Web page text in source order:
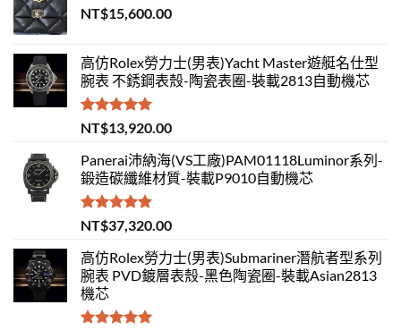
NT$15,600.00
高仿Rolex勞力士(男表)Yacht Master遊艇名仕型
腕表 不銹鋼表殼-陶瓷表圈-裝載2813自動機芯
評分5.00
滿分 5
NT$13,920.00
Panerai沛納海(VS工廠)PAM01118Luminor系列-
鍛造碳纖維材質-裝載P9010自動機芯
評分5.00
滿分 5
NT$37,320.00
高仿Rolex勞力士(男表)Submariner潛航者型系列
腕表 PVD鍍層表殼-黑色陶瓷圈-裝載Asian2813
機芯